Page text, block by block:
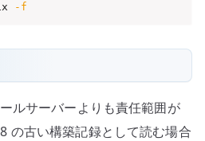
-f
ルサーバーよりも責任範囲が
の古い構築記録として読む場合